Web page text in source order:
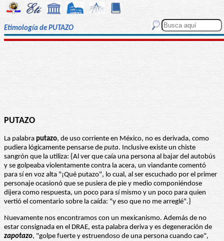
Etimología de PUTAZO
PUTAZO
La palabra putazo, de uso corriente en México, no es derivada, como
pudiera lógicamente pensarse de puta. Inclusive existe un chiste
sangrón que la utiliza: {Al ver que caía una persona al bajar del autobús
y se golpeaba violentamente contra la acera, un viandante comentó
para sí en voz alta "¡Qué putazo", lo cual, al ser escuchado por el primer
personaje ocasionó que se pusiera de pie y medio componiéndose
dijera como respuesta, un poco para sí mismo y un poco para quien
vertió el comentario sobre la caída: "y eso que no me arreglé".}
Nuevamente nos encontramos con un mexicanismo. Además de no
estar consignada en el DRAE, esta palabra deriva y es degeneración de
zapotazo, "golpe fuerte y estruendoso de una persona cuando cae",